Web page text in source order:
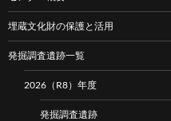
埋蔵文化財の保護と活用
発掘調査遺跡一覧
2026（R8）年度
発掘調査遺跡